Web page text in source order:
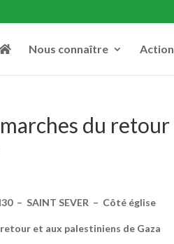
Nous connaître
du
– SAINT SEVER – Côté église
et aux palestiniens de Gaza